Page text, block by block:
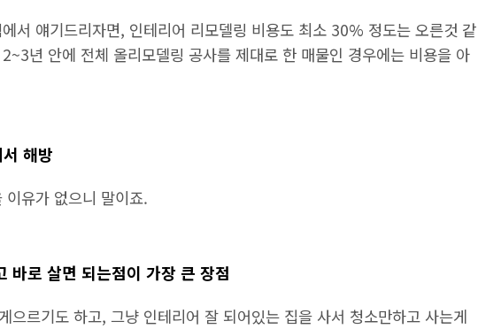
서 얘기드리자면, 인테리어 리모델링 비용도 최소 30% 정도는 오른것 같
년 안에 전체 올리모델링 공사를 제대로 한 매물인 경우에는 비용을 아
해방
유가 없으니 말이죠.
바로 살면 되는점이 가장 큰 장점
으르기도 하고, 그냥 인테리어 잘 되어있는 집을 사서 청소만하고 사는게